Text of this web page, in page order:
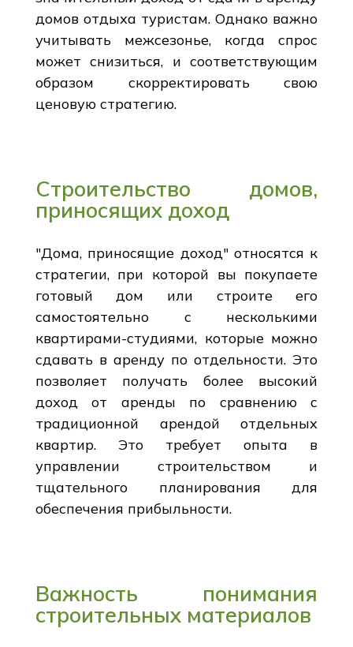
домов отдыха туристам. Однако важно
учитывать межсезонье, когда спрос
может снизиться, и соответствующим
образом скорректировать свою
ценовую стратегию.
Строительство домов,
приносящих доход
"Дома, приносящие доход" относятся к
стратегии, при которой вы покупаете
готовый дом или строите его
самостоятельно с несколькими
квартирами-студиями, которые можно
сдавать в аренду по отдельности. Это
позволяет получать более высокий
доход от аренды по сравнению с
традиционной арендой отдельных
квартир. Это требует опыта в
управлении строительством и
тщательного планирования для
обеспечения прибыльности.
Важность понимания
строительных материалов